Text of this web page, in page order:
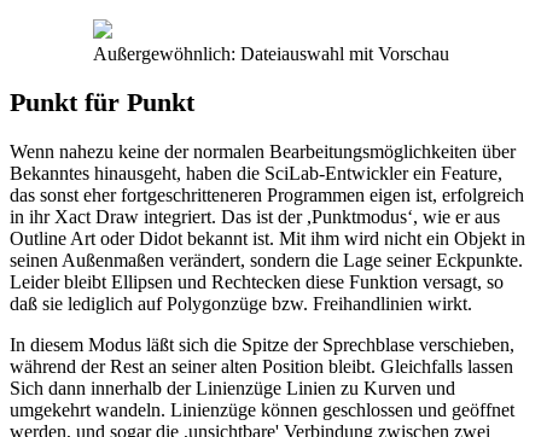
Außergewöhnlich: Dateiauswahl mit Vorschau
Punkt für Punkt
Wenn nahezu keine der normalen Bearbeitungsmöglichkeiten über
Bekanntes hinausgeht, haben die SciLab-Entwickler ein Feature,
das sonst eher fortgeschritteneren Programmen eigen ist, erfolgreich
in ihr Xact Draw integriert. Das ist der ,Punktmodus‘, wie er aus
Outline Art oder Didot bekannt ist. Mit ihm wird nicht ein Objekt in
seinen Außenmaßen verändert, sondern die Lage seiner Eckpunkte.
Leider bleibt Ellipsen und Rechtecken diese Funktion versagt, so
daß sie lediglich auf Polygonzüge bzw. Freihandlinien wirkt.
In diesem Modus läßt sich die Spitze der Sprechblase verschieben,
während der Rest an seiner alten Position bleibt. Gleichfalls lassen
Sich dann innerhalb der Linienzüge Linien zu Kurven und
umgekehrt wandeln. Linienzüge können geschlossen und geöffnet
werden, und sogar die ,unsichtbare' Verbindung zwischen zwei